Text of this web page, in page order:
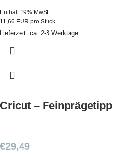
Enthält 19% MwSt.
11,66 EUR pro Stück
Lieferzeit: ca. 2-3 Werktage
Cricut – Feinprägetipp
€29,49